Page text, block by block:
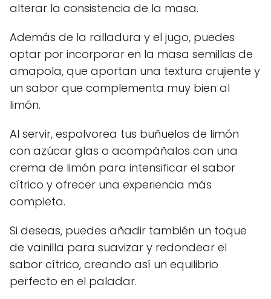
alterar la consistencia de la masa.
Además de la ralladura y el jugo, puedes
optar por incorporar en la masa semillas de
amapola, que aportan una textura crujiente y
un sabor que complementa muy bien al
limón.
Al servir, espolvorea tus buñuelos de limón
con azúcar glas o acompáñalos con una
crema de limón para intensificar el sabor
cítrico y ofrecer una experiencia más
completa.
Si deseas, puedes añadir también un toque
de vainilla para suavizar y redondear el
sabor cítrico, creando así un equilibrio
perfecto en el paladar.